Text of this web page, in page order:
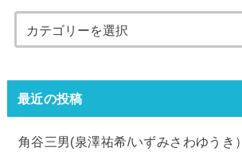
最近の投稿
角谷三男(泉澤祐希/いずみさわゆうき）